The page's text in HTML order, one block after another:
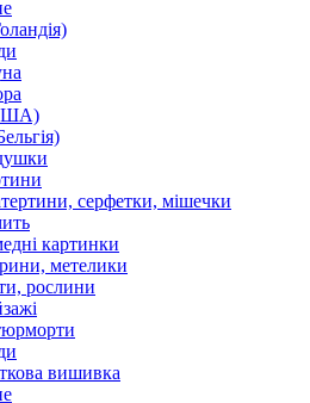
серфетки, мішечки
картинки
метелики
рослини
вишивка